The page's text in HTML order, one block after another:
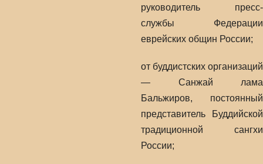
руководитель пресс-
службы Федерации
еврейских общин России;
от буддистских организаций
— Санжай лама
Бальжиров, постоянный
представитель Буддийской
традиционной сангхи
России;